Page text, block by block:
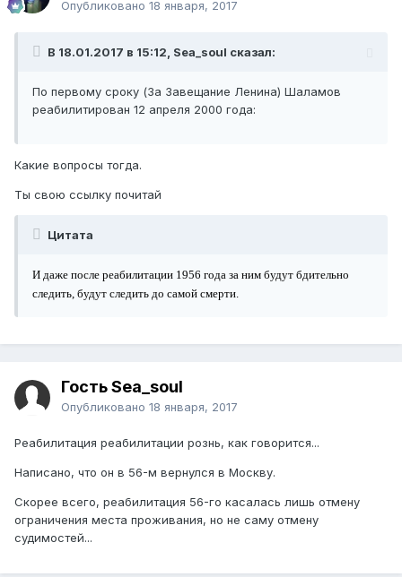
Опубликовано 18 января, 2017
В 18.01.2017 в 15:12, Sea_soul сказал:
По первому сроку (За Завещание Ленина) Шаламов
реабилитирован 12 апреля 2000 года:
Какие вопросы тогда.
Ты свою ссылку почитай
Цитата
И даже после реабилитации 1956 года за ним будут бдительно
следить, будут следить до самой смерти.
Гость Sea_soul
Опубликовано 18 января, 2017
Реабилитация реабилитации рознь, как говорится...
Написано, что он в 56-м вернулся в Москву.
Скорее всего, реабилитация 56-го касалась лишь отмену
ограничения места проживания, но не саму отмену
судимостей...